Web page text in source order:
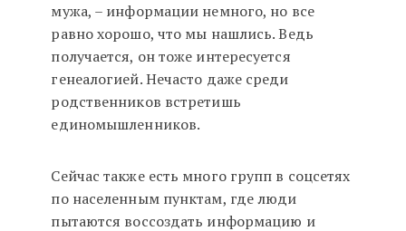
мужа, – информации немного, но все
равно хорошо, что мы нашлись. Ведь
получается, он тоже интересуется
генеалогией. Нечасто даже среди
родственников встретишь
единомышленников.
Сейчас также есть много групп в соцсетях
по населенным пунктам, где люди
пытаются воссоздать информацию и